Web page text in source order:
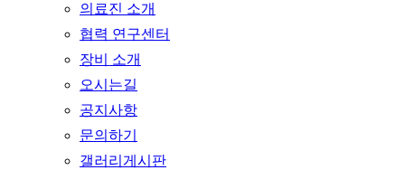
의료진 소개
협력 연구센터
장비 소개
오시는길
공지사항
문의하기
갤러리게시판